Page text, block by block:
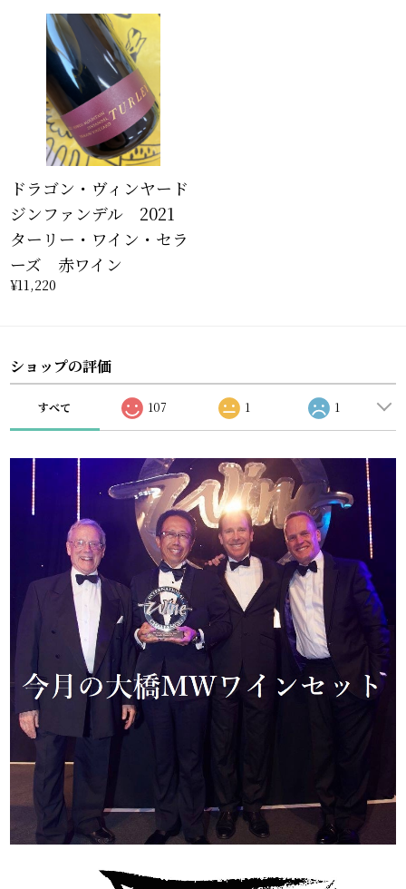
ドラゴン・ヴィンヤード
ジンファンデル 2021
ターリー・ワイン・セラ
ーズ 赤ワイン
¥11,220
ショップの評価
すべて 107 1 1